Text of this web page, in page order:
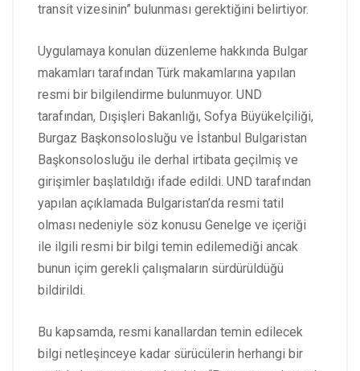
transit vizesinin” bulunması gerektiğini belirtiyor.
Uygulamaya konulan düzenleme hakkında Bulgar
makamları tarafından Türk makamlarına yapılan
resmi bir bilgilendirme bulunmuyor. UND
tarafından, Dışişleri Bakanlığı, Sofya Büyükelçiliği,
Burgaz Başkonsolosluğu ve İstanbul Bulgaristan
Başkonsolosluğu ile derhal irtibata geçilmiş ve
girişimler başlatıldığı ifade edildi. UND tarafından
yapılan açıklamada Bulgaristan’da resmi tatil
olması nedeniyle söz konusu Genelge ve içeriği
ile ilgili resmi bir bilgi temin edilemediği ancak
bunun içim gerekli çalışmaların sürdürüldüğü
bildirildi.
Bu kapsamda, resmi kanallardan temin edilecek
bilgi netleşinceye kadar sürücülerin herhangi bir